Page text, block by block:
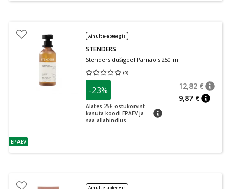
nõuanne
EPAEV
Ainult e-apteegis
STENDERS
Stenders dušigeel Pärnaõis 250 ml
(0)
Keskmine hinnang 0.00
-23%
Alates 25€ ostukorvist
kasuta koodi EPAEV ja
saa allahindlus.
nõuanne
12,82 €
9,87 €
Ainult e-apteegis